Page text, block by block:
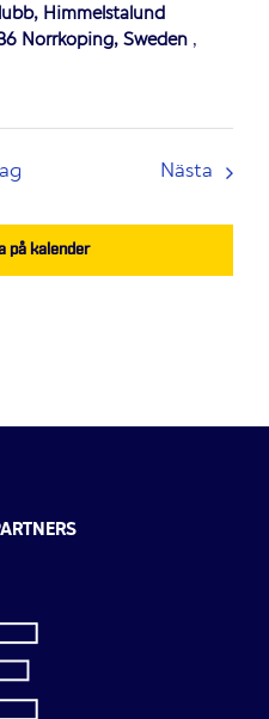
Himmelstalund
Norrköping, Sweden ,
Nästa
på kalender